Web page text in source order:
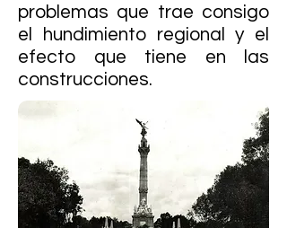
problemas que trae consigo
el hundimiento regional y el
efecto que tiene en las
construcciones.